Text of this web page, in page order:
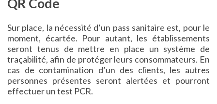
QR Code
Sur place, la nécessité d’un pass sanitaire est, pour le
moment, écartée. Pour autant, les établissements
seront tenus de mettre en place un système de
traçabilité, afin de protéger leurs consommateurs. En
cas de contamination d’un des clients, les autres
personnes présentes seront alertées et pourront
effectuer un test PCR.